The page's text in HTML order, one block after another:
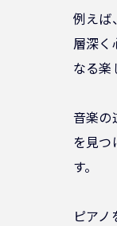
例えば
層深く
なる楽
音楽の
を見つ
す。
ピア